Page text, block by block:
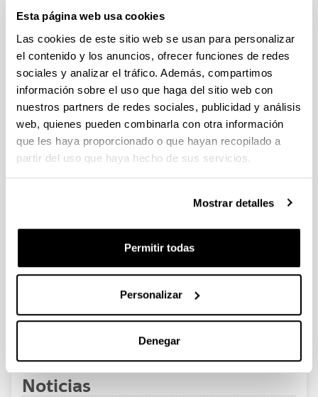
Esta página web usa cookies
Las cookies de este sitio web se usan para personalizar
el contenido y los anuncios, ofrecer funciones de redes
sociales y analizar el tráfico. Además, compartimos
información sobre el uso que haga del sitio web con
nuestros partners de redes sociales, publicidad y análisis
web, quienes pueden combinarla con otra información
que les haya proporcionado o que hayan recopilado a
partir del uso que haya hecho de sus servicios.
Mostrar detalles
Permitir todas
Personalizar
Denegar
Estancias de movilidad en el extranjero 2025 "José
Castillejo" para jóvenes doctores y "Salvador de Madariaga"
para profesores e investigadores sénior (MICIU)
Sin trámite abierto (Plazo de presentación de solicitudes:
29/01/2026 - 27/02/2026 14:00)
CONVOCATORIA PARA LA CONTRATACIÓN DE
PERSONAL INVESTIGADOR DOCTOR EN LA UPV/EHU
(2025)
Sin trámite abierto (Plazo de presentación de solicitudes:
02/06/2025 - 23/06/2025 23:59)
04/03/2026. Resolución definitiva de solicitudes concedidas y
Plazo interno expresiones de interés: hasta el 23/02/2026.
Páginas intermedias Use TAB para
PáginaPáginaPágina
Noticias